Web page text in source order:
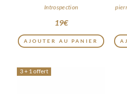
Introspection
19€
AJOUTER AU PANIER
3 + 1 offert